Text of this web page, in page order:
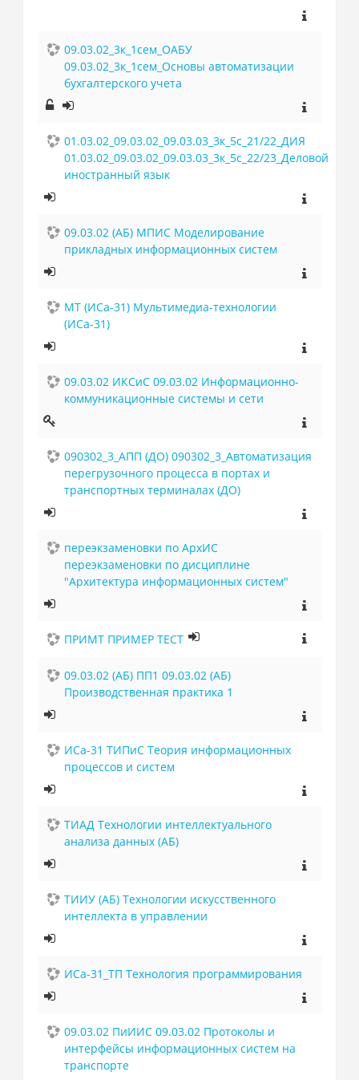
09.03.02_3к_1сем_ОАБУ
09.03.02_3к_1сем_Основы автоматизации
бухгалтерского учета
01.03.02_09.03.02_09.03.03_3к_5с_21/22_ДИЯ
01.03.02_09.03.02_09.03.03_3к_5с_22/23_Деловой
иностранный язык
09.03.02 (АБ) МПИС Моделирование
прикладных информационных систем
МТ (ИСа-31) Мультимедиа-технологии
(ИСа-31)
09.03.02 ИКСиС 09.03.02 Информационно-
коммуникационные системы и сети
090302_3_АПП (ДО) 090302_3_Автоматизация
перегрузочного процесса в портах и
транспортных терминалах (ДО)
переэкзаменовки по АрхИС
переэкзаменовки по дисциплине
"Архитектура информационных систем"
ПРИМТ ПРИМЕР ТЕСТ
09.03.02 (АБ) ПП1 09.03.02 (АБ)
Производственная практика 1
ИСа-31 ТИПиС Теория информационных
процессов и систем
ТИАД Технологии интеллектуального
анализа данных (АБ)
ТИИУ (АБ) Технологии искусственного
интеллекта в управлении
ИСа-31_ТП Технология программирования
09.03.02 ПиИИС 09.03.02 Протоколы и
интерфейсы информационных систем на
транспорте